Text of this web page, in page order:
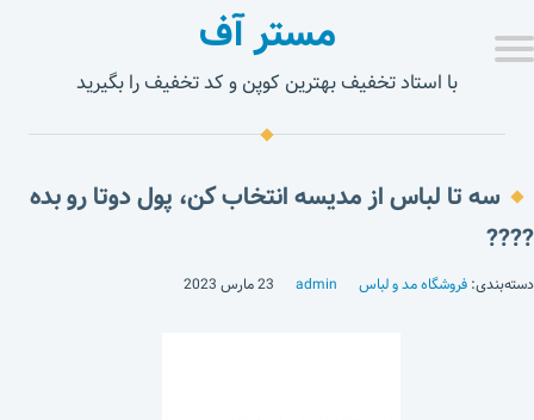
مستر آف
با استاد تخفیف بهترین کوپن و کد تخفیف را بگیرید
سه تا لباس از مدیسه انتخاب کن، پول دوتا رو بده
????
دسته‌بندی: فروشگاه مد و لباس admin 23 مارس 2023